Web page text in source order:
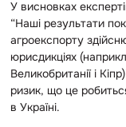
У висновках
“Наші результати
агроекспорту
юрисдикціях
Великобританії і
ризик, що це
в Україні.